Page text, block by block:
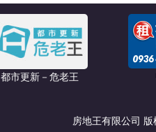
都市更新－危老王
房地王有限公司